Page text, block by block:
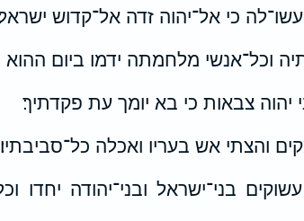
כי אל־יהוה זדה אל־קדוש
וכל־אנשי מלחמתה ידמו ביום ההוא
יהוה צבאות כי בא יומך עת פקדתיך׃
והצתי אש בעריו ואכלה
בני־ישראל ובני־יהודה יחדו